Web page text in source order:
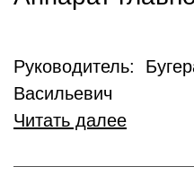
Руководитель:
Васильевич
Читать далее